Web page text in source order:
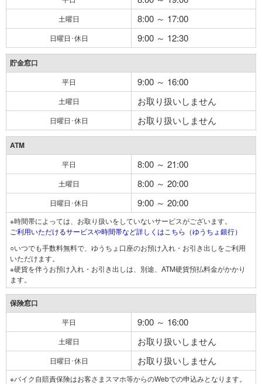
土曜日 8:00 ～ 17:00
日曜日･休日 9:00 ～ 12:30
貯金窓口
平日 9:00 ～ 16:00
土曜日 お取り扱いしません
日曜日･休日 お取り扱いしません
ATM
平日 8:00 ～ 21:00
土曜日 8:00 ～ 20:00
日曜日･休日 9:00 ～ 20:00
※時間帯によっては、お取り扱いをしていないサービスがございます。
ご利用いただけるサービスや時間帯など詳しくはこちら（ゆうちょ銀行）
○いつでも手数料無料で、ゆうちょ口座のお預け入れ・お引き出しをご利用
いただけます。
※硬貨を伴うお預け入れ・お引き出しは、別途、ATM硬貨預払料金がかかり
ます。
保険窓口
平日 9:00 ～ 16:00
土曜日 お取り扱いしません
日曜日･休日 お取り扱いしません
※バイク自賠責保険はお客さまスマホ等からのWebでの申込みとなります。